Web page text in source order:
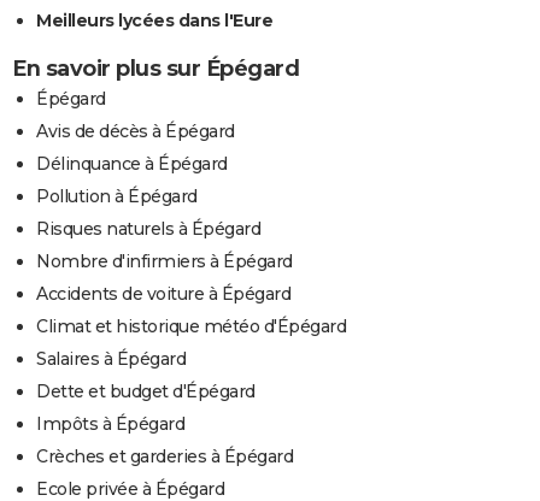
Meilleurs lycées dans l'Eure
En savoir plus sur Épégard
Épégard
Avis de décès à Épégard
Délinquance à Épégard
Pollution à Épégard
Risques naturels à Épégard
Nombre d'infirmiers à Épégard
Accidents de voiture à Épégard
Climat et historique météo d'Épégard
Salaires à Épégard
Dette et budget d'Épégard
Impôts à Épégard
Crèches et garderies à Épégard
Ecole privée à Épégard